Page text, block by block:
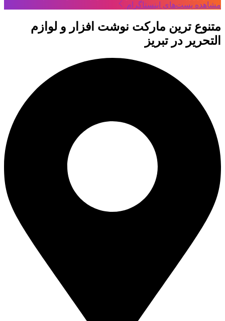
مشاهده پست‌های اینستاگرام
متنوع ترین مارکت نوشت افزار و لوازم
التحریر در تبریز